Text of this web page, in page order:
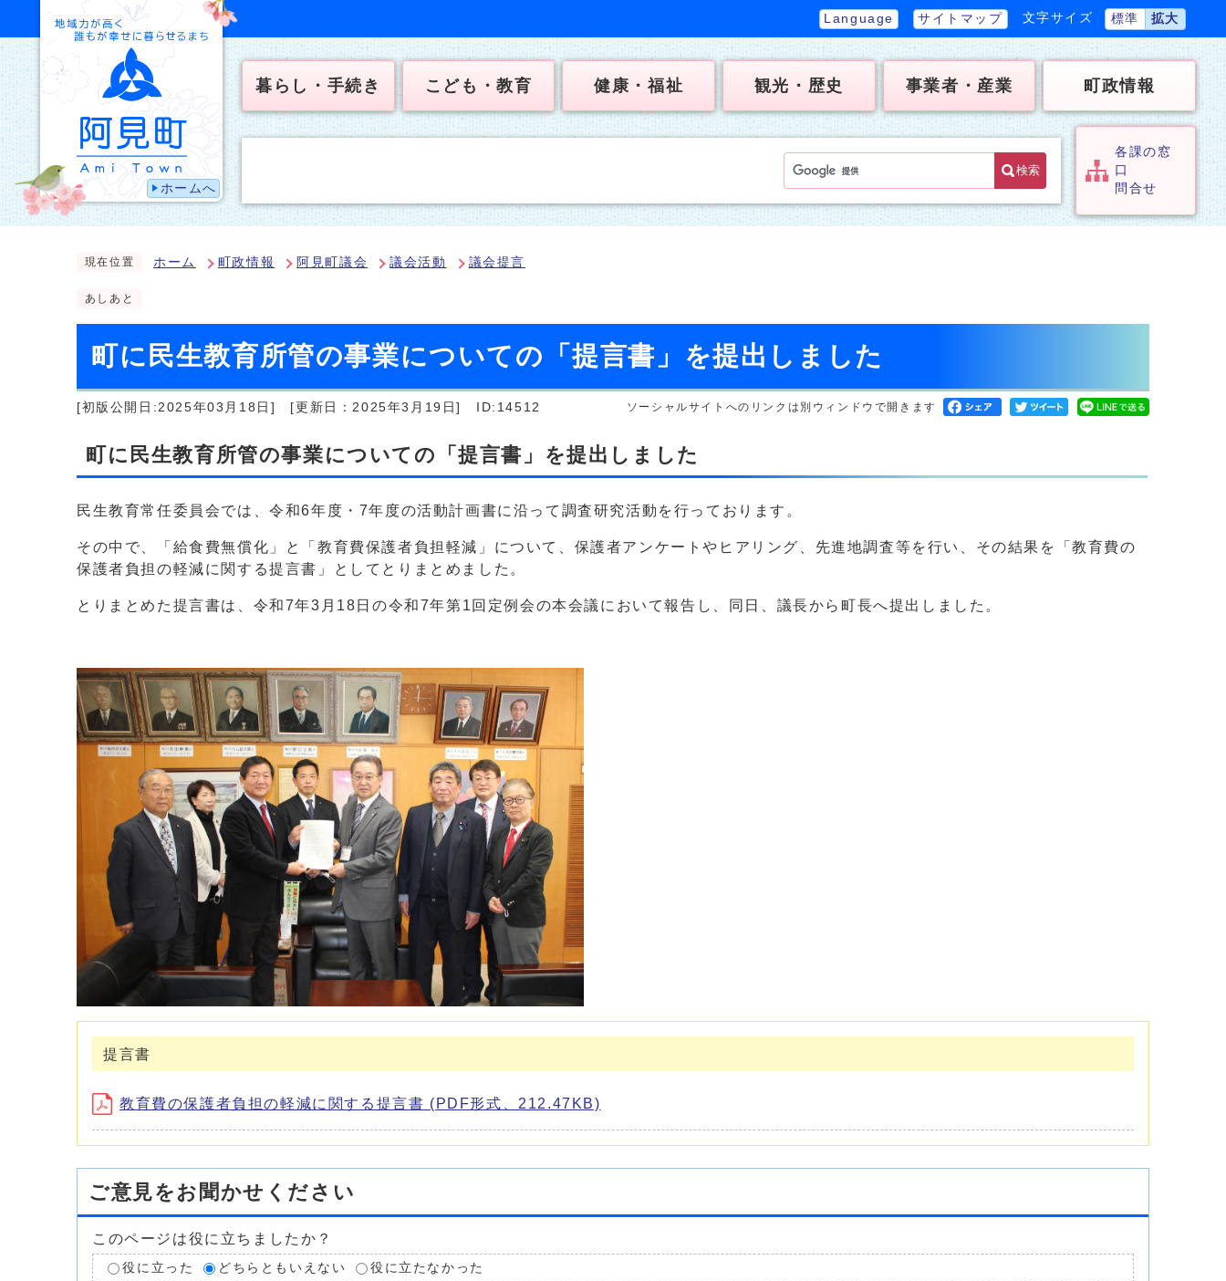
ホームへ
Language サイトマップ 文字サイズ 標準 拡大
暮らし・手続き こども・教育 健康・福祉 観光・歴史 事業者・産業 町政情報
検索
各課の窓
口
問合せ
現在位置 ホーム 町政情報 阿見町議会 議会活動 議会提言
あしあと
町に民生教育所管の事業についての「提言書」を提出しました
[初版公開日:2025年03月18日] [更新日：2025年3月19日] ID:14512 ソーシャルサイトへのリンクは別ウィンドウで開きます
町に民生教育所管の事業についての「提言書」を提出しました
民生教育常任委員会では、令和6年度・7年度の活動計画書に沿って調査研究活動を行っております。
その中で、「給食費無償化」と「教育費保護者負担軽減」について、保護者アンケートやヒアリング、先進地調査等を行い、その結果を「教育費の
保護者負担の軽減に関する提言書」としてとりまとめました。
とりまとめた提言書は、令和7年3月18日の令和7年第1回定例会の本会議において報告し、同日、議長から町長へ提出しました。
提言書
教育費の保護者負担の軽減に関する提言書 (PDF形式、212.47KB)
ご意見をお聞かせください
このページは役に立ちましたか？
役に立った どちらともいえない 役に立たなかった